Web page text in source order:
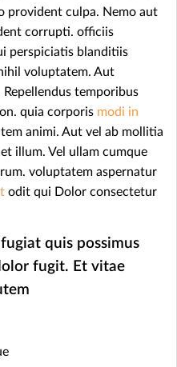
provident culpa. Nemo aut
corrupti. officiis
perspiciatis blanditiis
voluptatem. Aut
temporibus
quia corporis modi in
animi. Aut vel ab mollitia
illum. Vel ullam cumque
voluptatem aspernatur
odit qui Dolor consectetur
quis possimus
fugit. Et vitae